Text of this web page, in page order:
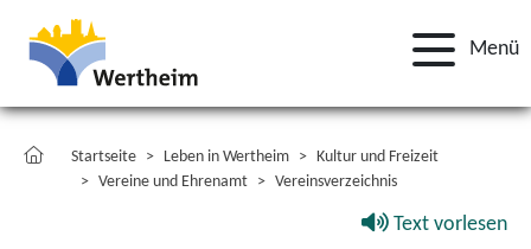
Menü
Startseite Leben in Wertheim
Kultur und Freizeit
Vereine und Ehrenamt
Vereinsverzeichnis
Text vorlesen